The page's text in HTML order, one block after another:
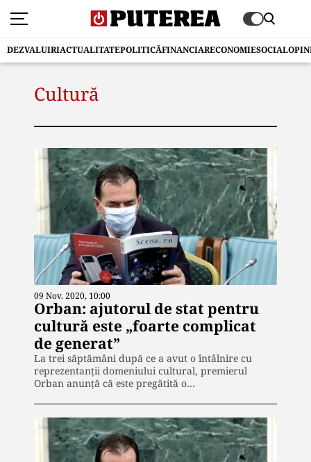
DEZVALUIRIACTUALITATEPOLITICĂFINANCIARECONOMIESOCIAL
Cultură
09 Nov. 2020, 10:00
Orban: ajutorul de stat pentru
cultură este „foarte complicat
de generat”
La trei săptămâni după ce a avut o întâlnire cu
reprezentanții domeniului cultural, premierul
Orban anunță că este pregătită o…